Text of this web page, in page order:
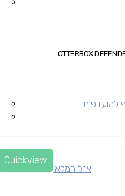
למועדפים
Quickview
אזל המלאי